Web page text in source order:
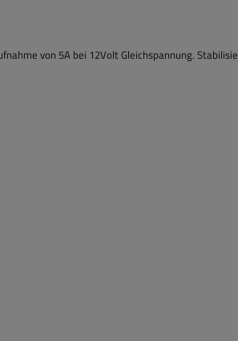
von 5A bei 12Volt Gleichspannung.